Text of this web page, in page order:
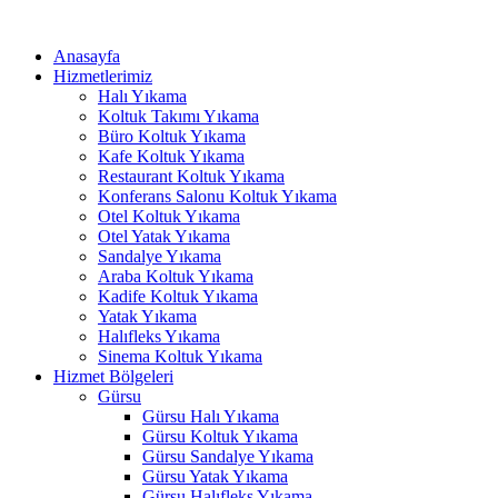
panel
paketleri
panel
panel
panel
Anasayfa
Hizmetlerimiz
Halı Yıkama
Koltuk Takımı Yıkama
Büro Koltuk Yıkama
Kafe Koltuk Yıkama
Restaurant Koltuk Yıkama
Konferans Salonu Koltuk Yıkama
Otel Koltuk Yıkama
Otel Yatak Yıkama
Sandalye Yıkama
Araba Koltuk Yıkama
Kadife Koltuk Yıkama
Yatak Yıkama
Halıfleks Yıkama
Sinema Koltuk Yıkama
Hizmet Bölgeleri
Gürsu
Gürsu Halı Yıkama
Gürsu Koltuk Yıkama
Gürsu Sandalye Yıkama
Gürsu Yatak Yıkama